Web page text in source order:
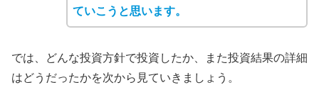
ていこうと思います。
では、どんな投資方針で投資したか、また投資結果の詳細
はどうだったかを次から見ていきましょう。